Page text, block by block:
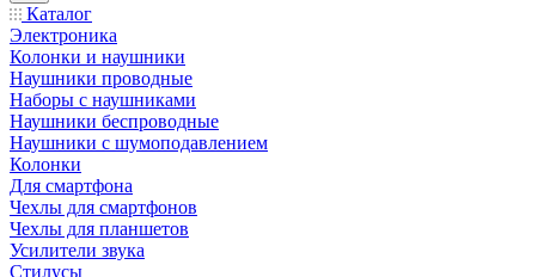
Каталог
Электроника
Колонки и наушники
Наушники проводные
Наборы с наушниками
Наушники беспроводные
Наушники с шумоподавлением
Колонки
Для смартфона
Чехлы для смартфонов
Чехлы для планшетов
Усилители звука
Стилусы